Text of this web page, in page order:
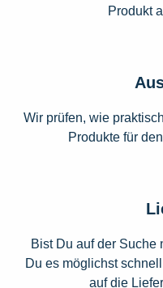
Produkt
Wir prüfen, wie
Produkte für
Bist Du auf der Suche
Du es möglichst
auf die